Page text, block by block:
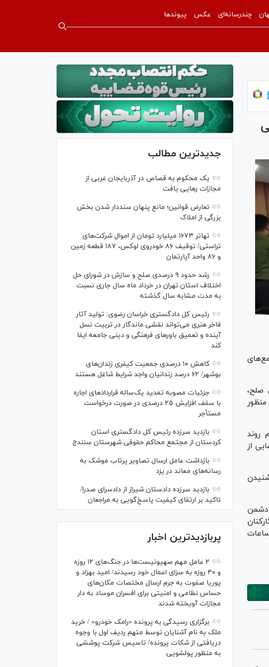
چندرسانه‌ای عکس پیوندها
صلح،
روند
از
دشمن
جدیدترین مطالب
یک محکوم به قصاص در آذربایجان‌ غربی از
مجازات رهایی یافت
تعارض قوانین؛ مانع پنهان سنددار شدن بخش
بزرگی از املاک
تهاتر ۱۶۷۳ میلیارد تومان از اموال شرکت‌های
تراستی/ توقیف ۸۶ خودروی لوکس، ۱۸۷ قطعه زمین
و ۸۶ واحد آپارتمان
رشد حدود ۹ درصدی صلح و سازش در شورای حل
اختلاف استان تهران در خرداد ماه سال جاری نسبت
به مدت مشابه سال گذشته
رئیس کل دادگستری خراسان رضوی: تولید آثار
فاخر هنری می‌تواند نقشی ماندگار در تربیت نسل
آینده و تعمیق باور‌های فرهنگی و دینی جامعه ایفا
کند
کاهش ۱۰ درصدی جمعیت کیفری زندان‌های
بوشهر/ ۶۲ درصد زندانیان واجد شرایط شاغل هستند
جزئیات مصوبه تمدید یک‌ساله قرارداد‌های اجاره
با سقف افزایش ۲۵ درصدی در صورت درخواست
مستأجر
بازدید سرزده رئیس کل دادگستری استان
کردستان از مجتمع محاکم حقوقی شهرستان سنندج
بازداشت عامل ارسال تصاویر پرتاب موشک به
رسانه‌های معاند در یزد
بازدید سرزده دادستان شیراز از دادسرای صدرا/
تاکید بر ارتقای کیفیت پاسخ‌گویی به مراجعان
پربازدیدترین اخبار
۲ عامل مهم صهیونیست‌ها در جنگ‌های ۱۲ روزه
و ۴۰ روزه به سزای اعمال خود رسیدند/ امید بهزاد و
پوریا صفوت به جرم ارسال مختصات مکان‌های
حساس نظامی و امنیتی برای افسران موساد به دار
مجازات آویخته شدند
برگزاری رسیدگی به پرونده «رامک خودرو» / خرید
ملک به نام آشنایان توسط متهم ردیف اول با وجوه
دریافتی از شکات پرونده/ تاسیس شرکت پوششی
به منظور پولشویی